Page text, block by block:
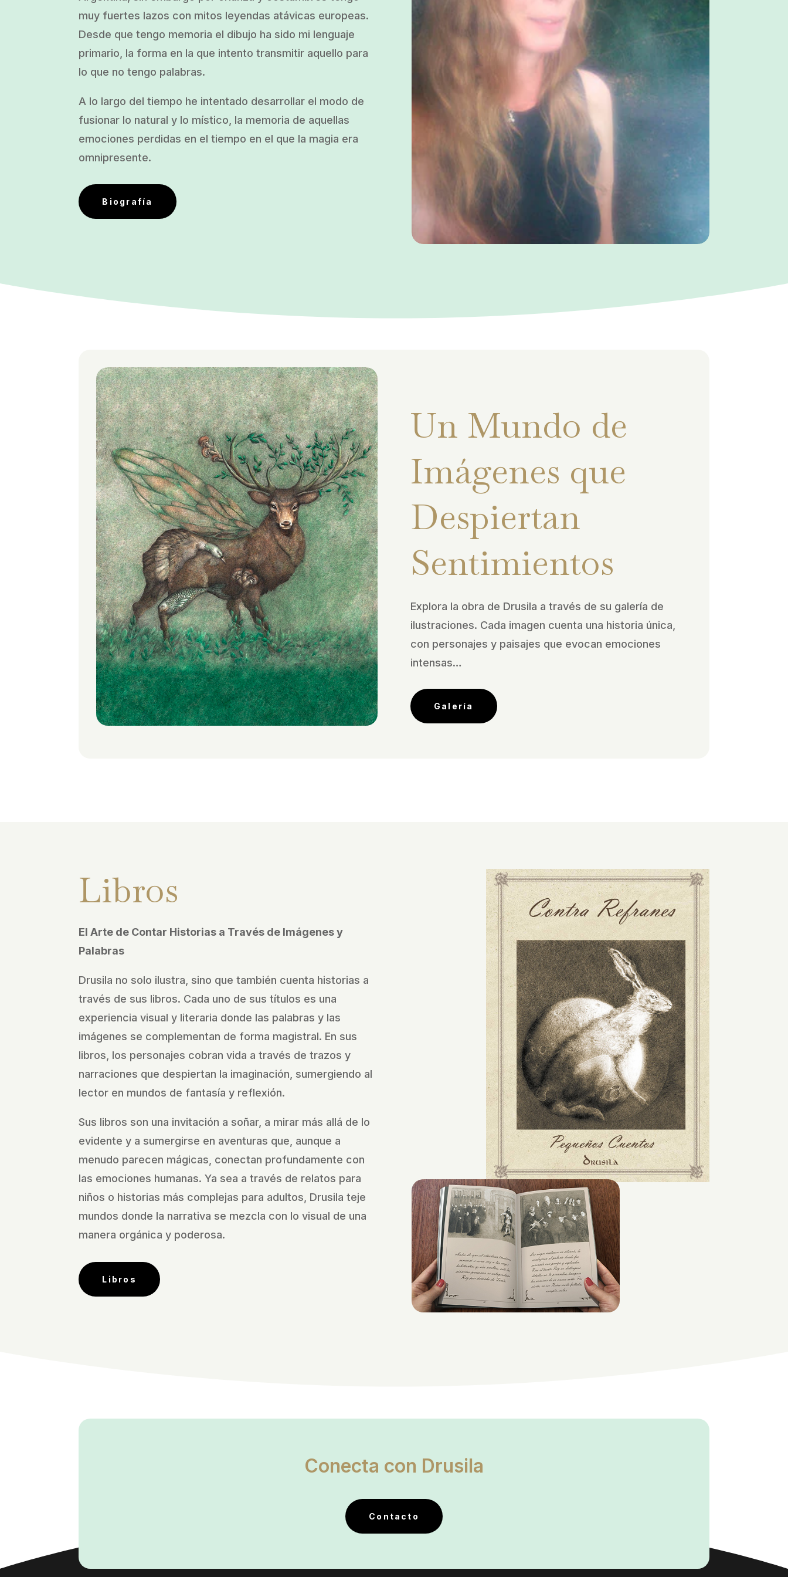
muy fuertes lazos con mitos leyendas atávicas europeas.
Desde que tengo memoria el dibujo ha sido mi lenguaje
primario, la forma en la que intento transmitir aquello para
lo que no tengo palabras.
A lo largo del tiempo he intentado desarrollar el modo de
fusionar lo natural y lo místico, la memoria de aquellas
emociones perdidas en el tiempo en el que la magia era
omnipresente.
Biografía
Un Mundo de
Imágenes que
Despiertan
Sentimientos
Explora la obra de Drusila a través de su galería de
ilustraciones. Cada imagen cuenta una historia única,
con personajes y paisajes que evocan emociones
intensas…
Galería
Libros
El Arte de Contar Historias a Través de Imágenes y
Palabras
Drusila no solo ilustra, sino que también cuenta historias a
través de sus libros. Cada uno de sus títulos es una
experiencia visual y literaria donde las palabras y las
imágenes se complementan de forma magistral. En sus
libros, los personajes cobran vida a través de trazos y
narraciones que despiertan la imaginación, sumergiendo al
lector en mundos de fantasía y reflexión.
Sus libros son una invitación a soñar, a mirar más allá de lo
evidente y a sumergirse en aventuras que, aunque a
menudo parecen mágicas, conectan profundamente con
las emociones humanas. Ya sea a través de relatos para
niños o historias más complejas para adultos, Drusila teje
mundos donde la narrativa se mezcla con lo visual de una
manera orgánica y poderosa.
Libros
Conecta con Drusila
Contacto